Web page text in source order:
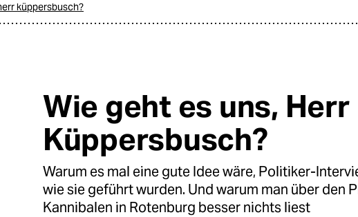
küppersbusch?
Wie geht es uns, Herr
Küppersbusch?
Warum es mal eine gute Idee wäre, Politiker-
wie sie geführt wurden. Und warum man über den
Kannibalen in Rotenburg besser nichts liest